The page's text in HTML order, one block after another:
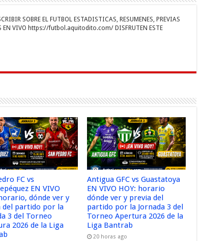
SOBRE EL FUTBOL ESTADISTICAS, RESUMENES, PREVIAS
EN VIVO https://futbol.aquitodito.com/ DISFRUTEN ESTE
FC vs
EN VIVO
dónde ver y
del partido por la
3 del Torneo
2026 de la Liga
Antigua GFC vs Guastatoya
EN VIVO HOY: horario
dónde ver y previa del
partido por la Jornada 3 del
Torneo Apertura 2026 de la
Liga Bantrab
20 horas ago